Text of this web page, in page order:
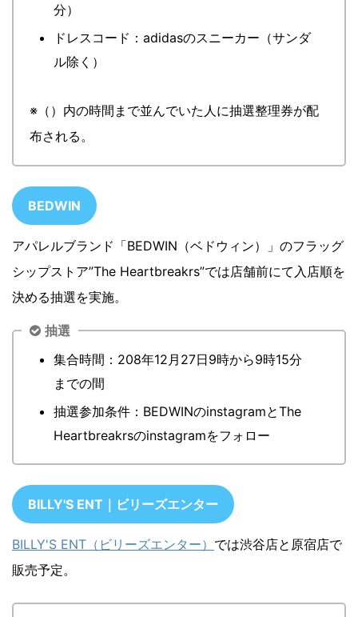
分）
ドレスコード：adidasのスニーカー（サンダ
ル除く）
※（）内の時間まで並んでいた人に抽選整理券が配
布される。
BEDWIN
アパレルブランド「BEDWIN（ベドウィン）」のフラッグ
シップストア”The Heartbreakrs”では店舗前にて入店順を
決める抽選を実施。
抽選
集合時間：208年12月27日9時から9時15分
までの間
抽選参加条件：BEDWINのinstagramとThe
Heartbreakrsのinstagramをフォロー
BILLY'S ENT｜ビリーズエンター
BILLY'S ENT（ビリーズエンター） では渋谷店と原宿店で
販売予定。